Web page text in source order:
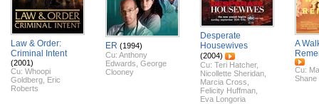
Law & Order:
Criminal Intent
(2001)
Cu: Whoopi
Goldberg Eric
Roberts
ER (1994)
Cu: Anthony
Edwards George
Clooney
Desperate
Housewives
(2004)
Cu: Teri Hatcher,
Nicollette Sheridan
Marcia Cross
Felicity Huffman
Eva Longoria
A
Cu:
Shane